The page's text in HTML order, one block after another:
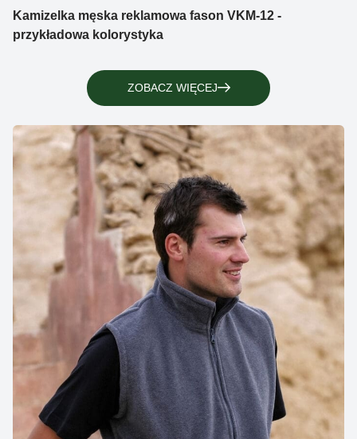
Kamizelka męska reklamowa fason VKM-12 -
przykładowa kolorystyka
ZOBACZ WIĘCEJ